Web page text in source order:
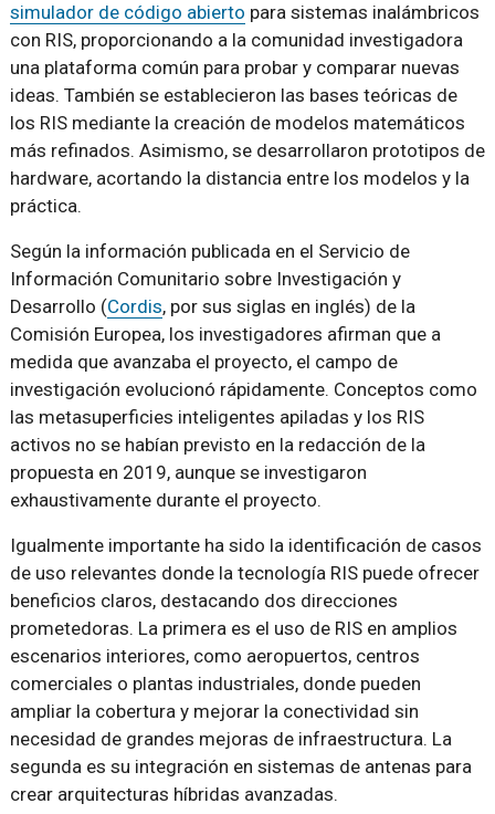
simulador de código abierto para sistemas inalámbricos
con RIS, proporcionando a la comunidad investigadora
una plataforma común para probar y comparar nuevas
ideas. También se establecieron las bases teóricas de
los RIS mediante la creación de modelos matemáticos
más refinados. Asimismo, se desarrollaron prototipos de
hardware, acortando la distancia entre los modelos y la
práctica.
Según la información publicada en el Servicio de
Información Comunitario sobre Investigación y
Desarrollo (Cordis, por sus siglas en inglés) de la
Comisión Europea, los investigadores afirman que a
medida que avanzaba el proyecto, el campo de
investigación evolucionó rápidamente. Conceptos como
las metasuperficies inteligentes apiladas y los RIS
activos no se habían previsto en la redacción de la
propuesta en 2019, aunque se investigaron
exhaustivamente durante el proyecto.
Igualmente importante ha sido la identificación de casos
de uso relevantes donde la tecnología RIS puede ofrecer
beneficios claros, destacando dos direcciones
prometedoras. La primera es el uso de RIS en amplios
escenarios interiores, como aeropuertos, centros
comerciales o plantas industriales, donde pueden
ampliar la cobertura y mejorar la conectividad sin
necesidad de grandes mejoras de infraestructura. La
segunda es su integración en sistemas de antenas para
crear arquitecturas híbridas avanzadas.